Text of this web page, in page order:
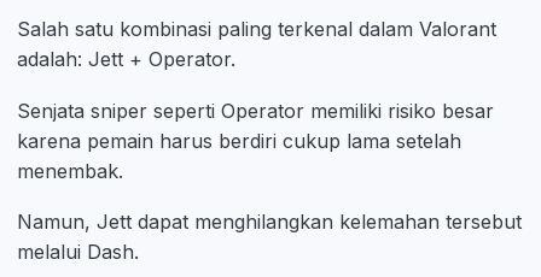
Salah satu kombinasi paling terkenal dalam Valorant
adalah: Jett + Operator.
Senjata sniper seperti Operator memiliki risiko besar
karena pemain harus berdiri cukup lama setelah
menembak.
Namun, Jett dapat menghilangkan kelemahan tersebut
melalui Dash.